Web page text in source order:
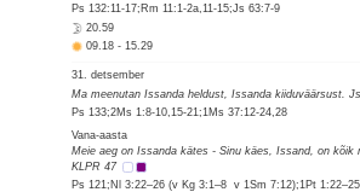
Ps 132:11-17;Rm 11:1-2a,11-15;Js 63:7-9
20.59
09.18-15.29
31. detsember
Ma meenutan Issanda heldust, Issanda kiiduväärsust.
Ps 133;2Ms 1:8-10,15-21;1Ms 37:12-24,28
Vana-aasta
Meie aeg on Issanda kätes - Sinu käes, Issand, on kõik
KLPR 47
Ps 121;Nl 3:22–26 (v Kg 3:1–8 v 1Sm 7:12);1Pt